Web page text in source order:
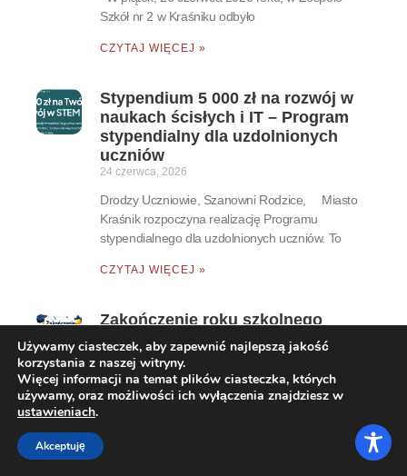
Szkół nr 2 w Kraśniku odbyło
CZYTAJ WIĘCEJ »
Stypendium 5 000 zł na rozwój w
naukach ścisłych i IT – Program
stypendialny dla uzdolnionych
uczniów
24 czerwca, 2026
Drodzy Uczniowie, Szanowni Rodzice, Miasto
Kraśnik rozpoczyna realizację Programu
stypendialnego dla uzdolnionych uczniów. To
CZYTAJ WIĘCEJ »
Zakończenie roku szkolnego
2025/2026
24 czerwca, 2026
Uroczyste zakończenie roku szkolnego odbędzie
się w piątek 26 czerwca 2026 r. o godzinie 9:00
Używamy ciasteczek, aby zapewnić najlepszą jakość
korzystania z naszej witryny.
Więcej informacji na temat plików ciasteczka, których
używamy, oraz możliwości ich wyłączenia znajdziesz w
ustawieniach.
Akceptuję